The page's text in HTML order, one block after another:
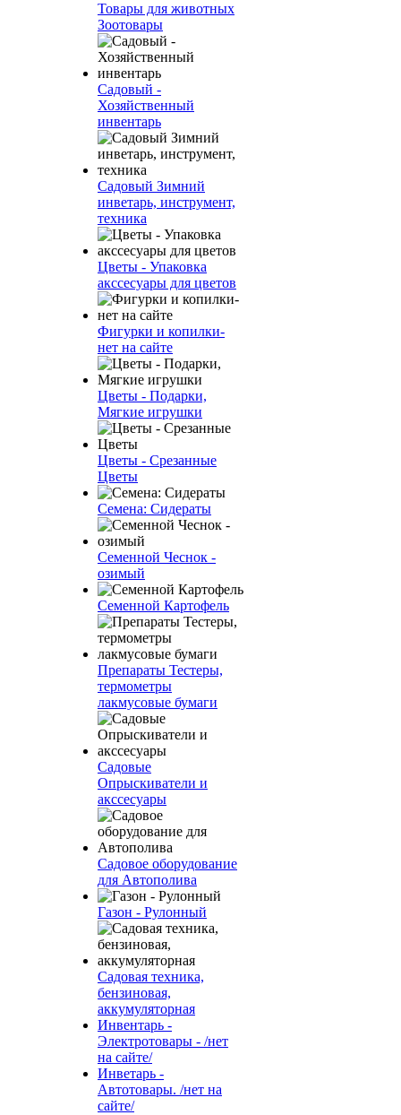
Товары для животных
Зоотовары
Садовый -
Хозяйственный
инвентарь
Садовый Зимний
инветарь, инструмент,
техника
Цветы - Упаковка
акссесуары для цветов
Фигурки и копилки-
нет на сайте
Цветы - Подарки,
Мягкие игрушки
Цветы - Срезанные
Цветы
Семена: Сидераты
Семенной Чеснок -
озимый
Семенной Картофель
Препараты Тестеры,
термометры
лакмусовые бумаги
Садовые
Опрыскиватели и
акссесуары
Садовое оборудование
для Автополива
Газон - Рулонный
Садовая техника,
бензиновая,
аккумуляторная
Инвентарь -
Электротовары - /нет
на сайте/
Инветарь -
Автотовары. /нет на
сайте/